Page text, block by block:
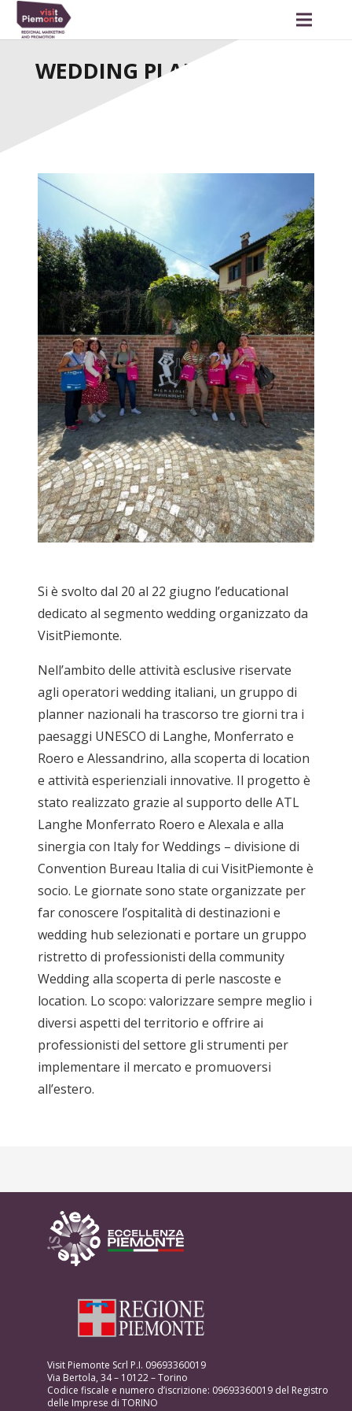
WEDDING PLANNER TRA LE
Si è svolto dal 20 al 22 giugno l’educational
dedicato al segmento wedding organizzato da
VisitPiemonte.
Nell’ambito delle attività esclusive riservate
agli operatori wedding italiani, un gruppo di
planner nazionali ha trascorso tre giorni tra i
paesaggi UNESCO di Langhe, Monferrato e
Roero e Alessandrino, alla scoperta di location
e attività esperienziali innovative. Il progetto è
stato realizzato grazie al supporto delle ATL
Langhe Monferrato Roero e Alexala e alla
sinergia con Italy for Weddings – divisione di
Convention Bureau Italia di cui VisitPiemonte è
socio. Le giornate sono state organizzate per
far conoscere l’ospitalità di destinazioni e
wedding hub selezionati e portare un gruppo
ristretto di professionisti della community
Wedding alla scoperta di perle nascoste e
location. Lo scopo: valorizzare sempre meglio i
diversi aspetti del territorio e offrire ai
professionisti del settore gli strumenti per
implementare il mercato e promuoversi
all’estero.
Visit Piemonte Scrl P.I. 09693360019
Via Bertola, 34 – 10122 – Torino
Codice fiscale e numero d’iscrizione: 09693360019 del Registro
delle Imprese di TORINO